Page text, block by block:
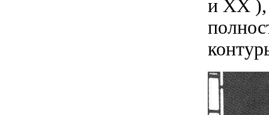
и XX ),